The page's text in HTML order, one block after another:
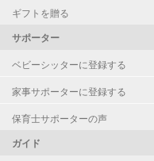
ギフトを贈る
サポーター
ベビーシッターに登録する
家事サポーターに登録する
保育士サポーターの声
ガイド